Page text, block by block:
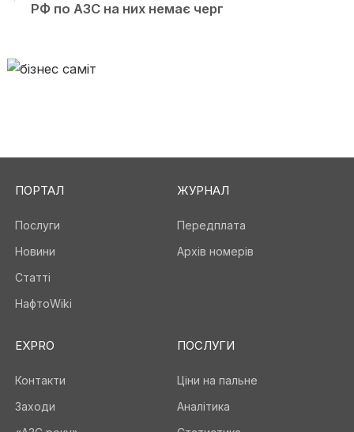
РФ по АЗС на них немає черг
ПОРТАЛ
Послуги
Новини
Статті
НафтоWiki
ЖУРНАЛ
Передплата
Архів номерів
EXPRO
Контакти
Заходи
ПОСЛУГИ
Ціни на пальне
Аналітика